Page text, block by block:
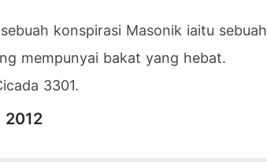
konspirasi Masonik iaitu sebuah
mempunyai bakat yang hebat.
3301.
2012